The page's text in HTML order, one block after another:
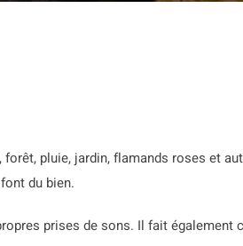
pluie, jardin, flamands roses et
du bien.
prises de sons. Il fait également